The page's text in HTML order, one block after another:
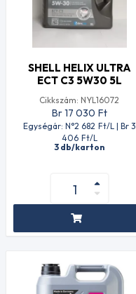
SHELL HELIX ULTRA
ECT C3 5W30 5L
Cikkszám: NYL16072
Br 17 030 Ft
Egységár: N°2 682 Ft/L | Br 3
406 Ft/L
3 db/karton